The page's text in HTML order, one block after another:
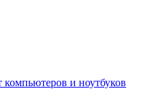
компьютеров и ноутбуков